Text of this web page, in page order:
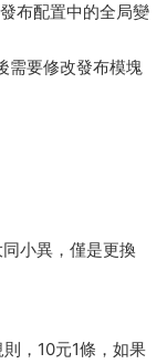
布配置中的全局變
需要修改發布模塊
小異，僅是更換
，10元1條，如果